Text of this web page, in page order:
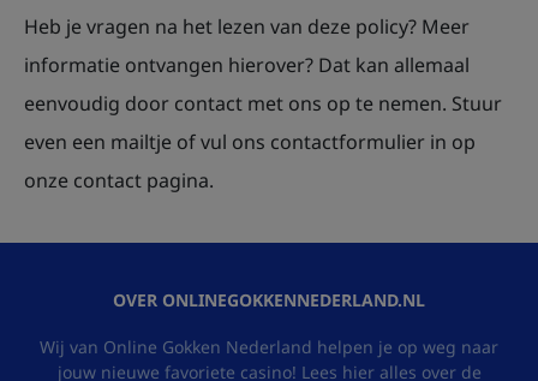
Heb je vragen na het lezen van deze policy? Meer
informatie ontvangen hierover? Dat kan allemaal
eenvoudig door contact met ons op te nemen. Stuur
even een mailtje of vul ons contactformulier in op
onze contact pagina.
OVER ONLINEGOKKENNEDERLAND.NL
Wij van Online Gokken Nederland helpen je op weg naar
jouw nieuwe favoriete casino! Lees hier alles over de